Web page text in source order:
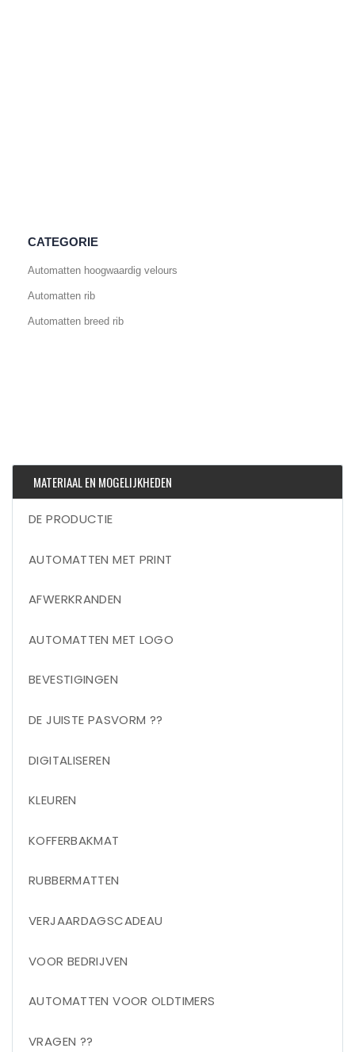
CATEGORIE
Automatten hoogwaardig velours
Automatten rib
Automatten breed rib
MATERIAAL EN MOGELIJKHEDEN
DE PRODUCTIE
AUTOMATTEN MET PRINT
AFWERKRANDEN
AUTOMATTEN MET LOGO
BEVESTIGINGEN
DE JUISTE PASVORM ??
DIGITALISEREN
KLEUREN
KOFFERBAKMAT
RUBBERMATTEN
VERJAARDAGSCADEAU
VOOR BEDRIJVEN
AUTOMATTEN VOOR OLDTIMERS
VRAGEN ??